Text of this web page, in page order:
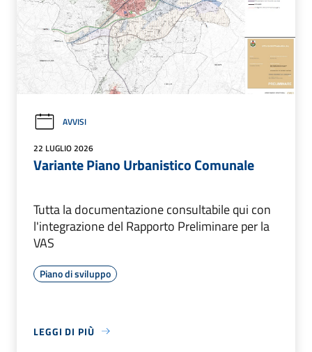
AVVISI
22 LUGLIO 2026
Variante Piano Urbanistico Comunale
Tutta la documentazione consultabile qui con
l'integrazione del Rapporto Preliminare per la
VAS
Piano di sviluppo
LEGGI DI PIÙ